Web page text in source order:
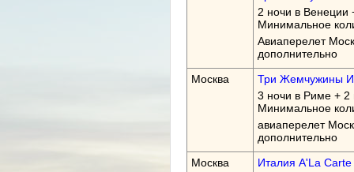
2 ночи в Венеции
Минимальное
Авиаперелет
дополнительно
Москва
Три Жемчужины
3 ночи в Риме + 2
Минимальное
авиаперелет
дополнительно
Москва
Италия A'La